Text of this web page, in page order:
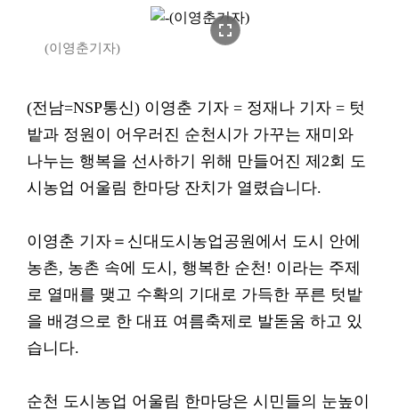
fullscreen
(이영춘기자)
(전남=NSP통신) 이영춘 기자 = 정재나 기자 = 텃
밭과 정원이 어우러진 순천시가 가꾸는 재미와
나누는 행복을 선사하기 위해 만들어진 제2회 도
시농업 어울림 한마당 잔치가 열렸습니다.
이영춘 기자＝신대도시농업공원에서 도시 안에
농촌, 농촌 속에 도시, 행복한 순천! 이라는 주제
로 열매를 맺고 수확의 기대로 가득한 푸른 텃밭
을 배경으로 한 대표 여름축제로 발돋움 하고 있
습니다.
순천 도시농업 어울림 한마당은 시민들의 눈높이